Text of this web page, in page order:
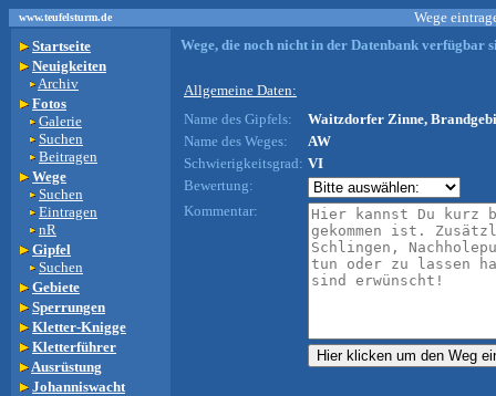
www.teufelsturm.de
Wege
Startseite
Neuigkeiten
Archiv
Fotos
Galerie
Suchen
Beitragen
Wege
Suchen
Eintragen
nR
Gipfel
Suchen
Gebiete
Sperrungen
Kletter-Knigge
Kletterführer
Ausrüstung
Johanniswacht
Wege, die noch nicht in der Datenbank verfügbar
Allgemeine Daten:
Name des Gipfels:
Waitzdorfer Zinne,
Name des Weges:
AW
Schwierigkeitsgrad: VI
Bewertung:
Kommentar: